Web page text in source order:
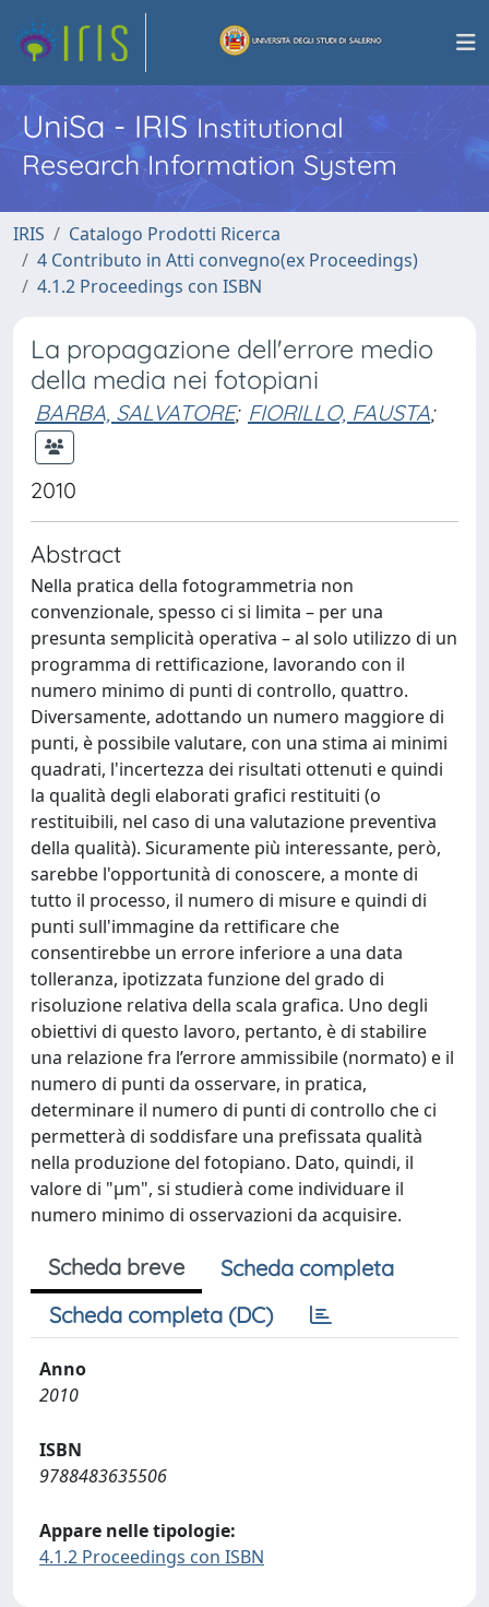
UniSa - IRISInstitutional
Research Information System
IRIS
Catalogo Prodotti Ricerca
4 Contributo in Atti convegno(ex Proceedings)
4.1.2 Proceedings con ISBN
La propagazione dell'errore medio
della media nei fotopiani
BARBA, SALVATORE; FIORILLO, FAUSTA;
2010
Abstract
Nella pratica della fotogrammetria non
convenzionale, spesso ci si limita – per una
presunta semplicità operativa – al solo utilizzo di un
programma di rettificazione, lavorando con il
numero minimo di punti di controllo, quattro.
Diversamente, adottando un numero maggiore di
punti, è possibile valutare, con una stima ai minimi
quadrati, l'incertezza dei risultati ottenuti e quindi
la qualità degli elaborati grafici restituiti (o
restituibili, nel caso di una valutazione preventiva
della qualità). Sicuramente più interessante, però,
sarebbe l'opportunità di conoscere, a monte di
tutto il processo, il numero di misure e quindi di
punti sull'immagine da rettificare che
consentirebbe un errore inferiore a una data
tolleranza, ipotizzata funzione del grado di
risoluzione relativa della scala grafica. Uno degli
obiettivi di questo lavoro, pertanto, è di stabilire
una relazione fra l’errore ammissibile (normato) e il
numero di punti da osservare, in pratica,
determinare il numero di punti di controllo che ci
permetterà di soddisfare una prefissata qualità
nella produzione del fotopiano. Dato, quindi, il
valore di "μm", si studierà come individuare il
numero minimo di osservazioni da acquisire.
Scheda breve
Scheda completa
Scheda completa (DC)
Anno
2010
ISBN
9788483635506
Appare nelle tipologie:
4.1.2 Proceedings con ISBN